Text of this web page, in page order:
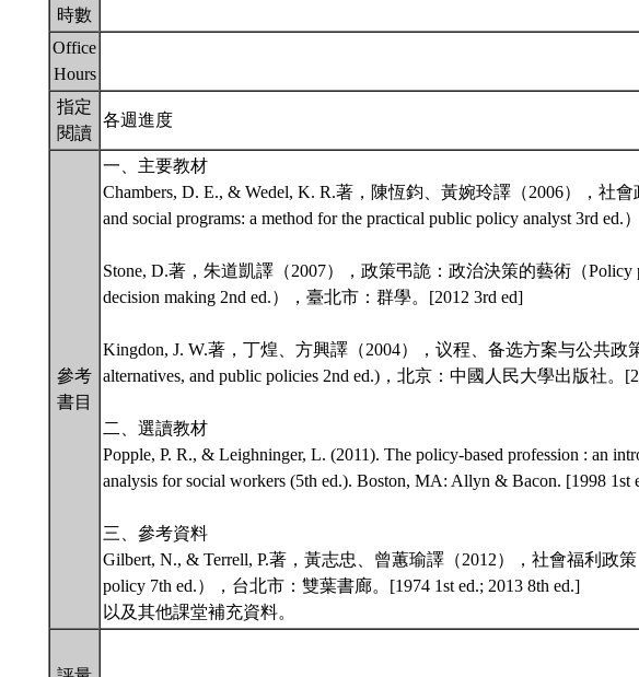
時數
Office
Hours
指定
閱讀
各週進度
參考
書目
一、主要教材
Chambers, D. E., & Wedel, K. R.著，陳恆鈞、黃婉玲譯（2006），社
and social programs: a method for the practical public policy analyst 3rd
Stone, D.著，朱道凱譯（2007），政策弔詭：政治決策的藝術（Policy
decision making 2nd ed.），臺北市：群學。[2012 3rd ed]
Kingdon, J. W.著，丁煌、方興譯（2004），议程、备选方案与公共政
alternatives, and public policies 2nd ed.)，北京：中國人民大學出版社。
二、選讀教材
Popple, P. R., & Leighninger, L. (2011). The policy-based profession : an
analysis for social workers (5th ed.). Boston, MA: Allyn & Bacon. [1998 1st
三、參考資料
Gilbert, N., & Terrell, P.著，黃志忠、曾蕙瑜譯（2012），社會福利政策
policy 7th ed.），台北市：雙葉書廊。[1974 1st ed.; 2013 8th ed.]
以及其他課堂補充資料。